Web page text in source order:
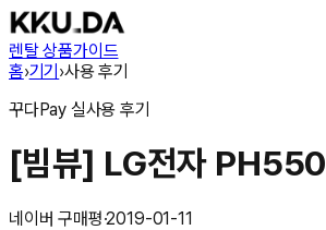
렌탈 상품가이드
홈›기기›사용 후기
꾸다Pay 실사용 후기
[빔뷰] LG전자 PH550
네이버 구매평·2019-01-11